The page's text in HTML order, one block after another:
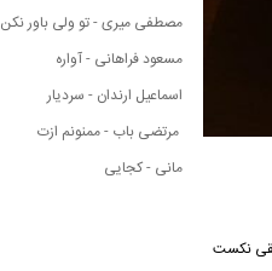
نکست
مصطفی میری - تو ولی باور نکن
مسعود فراهانی - آواره
اسماعیل ارندان - سردیار
مرتضی باب - ممنونم ازت
مانی - کجایی